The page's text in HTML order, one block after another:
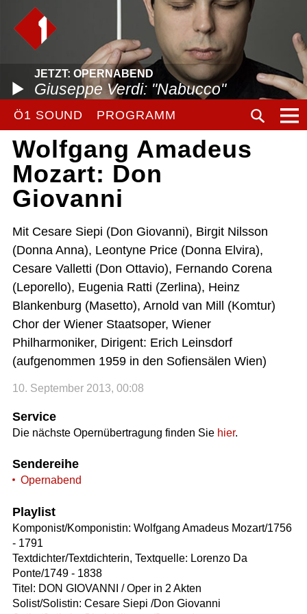
JETZT: OPERNABEND
Giuseppe Verdi: "Nabucco"
Ö1 SOUND PROGRAMM
Wolfgang Amadeus
Mozart: Don
Giovanni
Mit Cesare Siepi (Don Giovanni), Birgit Nilsson
(Donna Anna), Leontyne Price (Donna Elvira),
Cesare Valletti (Don Ottavio), Fernando Corena
(Leporello), Eugenia Ratti (Zerlina), Heinz
Blankenburg (Masetto), Arnold van Mill (Komtur)
Chor der Wiener Staatsoper, Wiener
Philharmoniker, Dirigent: Erich Leinsdorf
(aufgenommen 1959 in den Sofiensälen Wien)
10. September 2013, 00:08
Service
Die nächste Opernübertragung finden Sie hier.
Sendereihe
Opernabend
Playlist
Komponist/Komponistin: Wolfgang Amadeus Mozart/1756
- 1791
Textdichter/Textdichterin, Textquelle: Lorenzo Da
Ponte/1749 - 1838
Titel: DON GIOVANNI / Oper in 2 Akten
Solist/Solistin: Cesare Siepi /Don Giovanni